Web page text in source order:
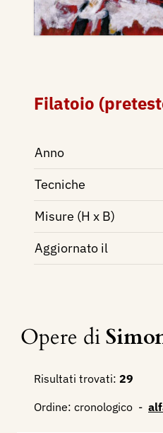
Filatoio
Anno
Tecniche
Misure (H x B)
Aggiornato il
Opere di
Risultati trovati: 29
Ordine: cronologico -